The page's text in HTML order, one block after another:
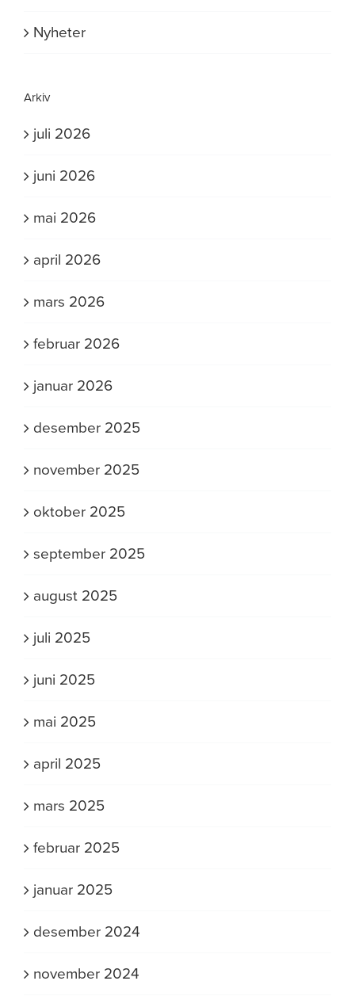
Nyheter
Arkiv
juli 2026
juni 2026
mai 2026
april 2026
mars 2026
februar 2026
januar 2026
desember 2025
november 2025
oktober 2025
september 2025
august 2025
juli 2025
juni 2025
mai 2025
april 2025
mars 2025
februar 2025
januar 2025
desember 2024
november 2024